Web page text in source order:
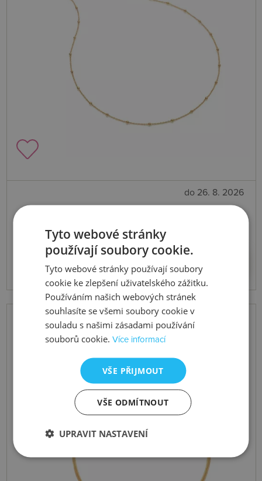
do 26. 8. 2026
Stříbrný pozlacený řetízek x Jac
Jossa Embrace CH098
1417 Kč
Koupit
Tyto webové stránky
používají soubory cookie.
Tyto webové stránky používají soubory
cookie ke zlepšení uživatelského zážitku.
Používáním našich webových stránek
souhlasíte se všemi soubory cookie v
souladu s našimi zásadami používání
souborů cookie.Více informací
VŠE PŘIJMOUT
VŠE ODMÍTNOUT
UPRAVIT NASTAVENÍ